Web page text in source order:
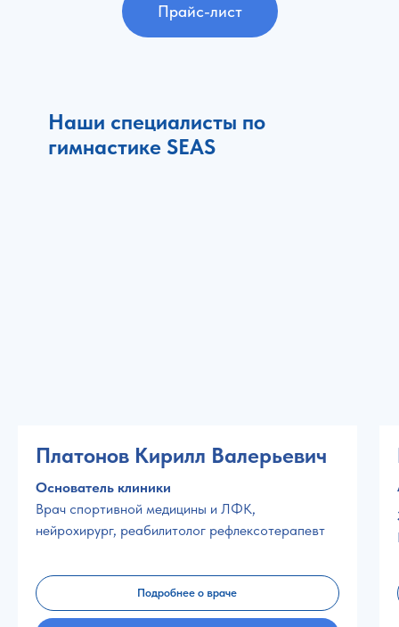
Прайс-лист
Наши специалисты по
гимнастике SEAS
Платонов Кирилл Валерьевич
Основатель клиники
Врач спортивной медицины и ЛФК,
нейрохирург, реабилитолог рефлексотерапевт
Подробнее о враче